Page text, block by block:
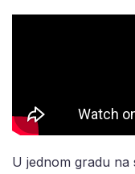
U jednom gradu